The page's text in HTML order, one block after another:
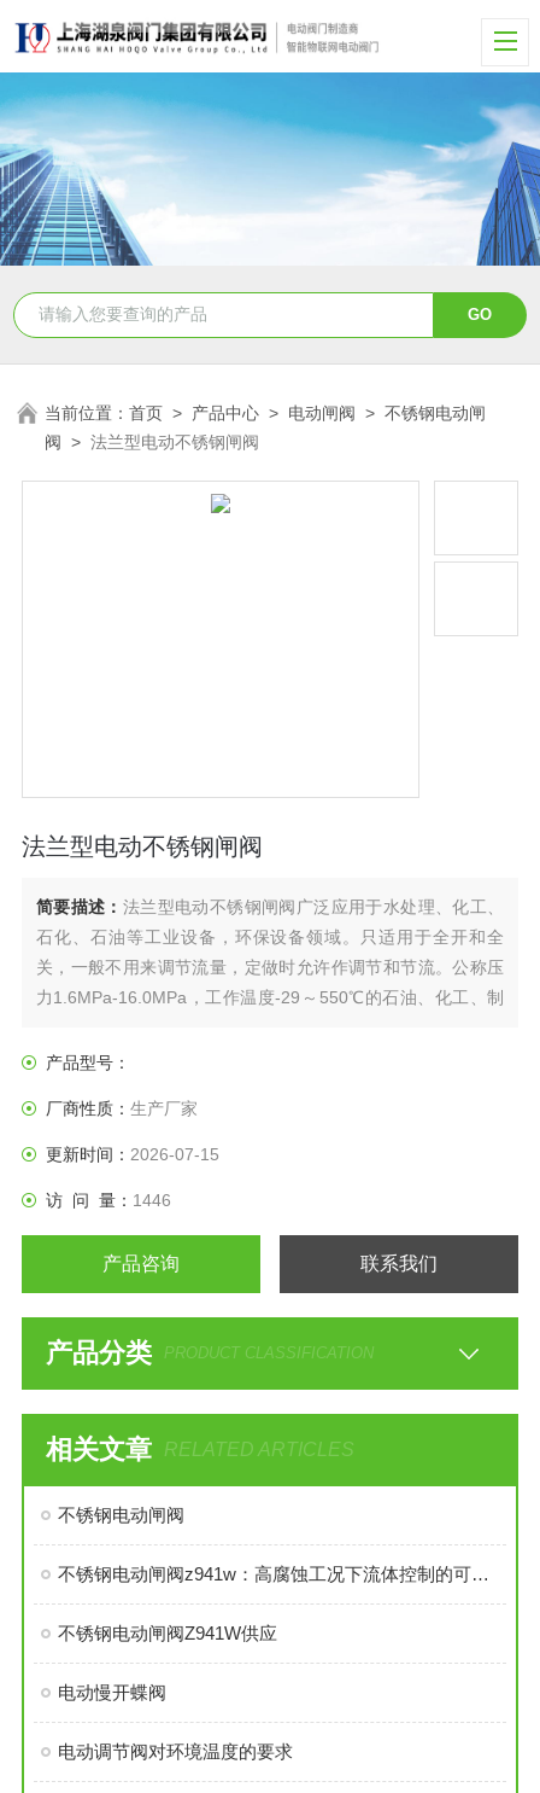
当前位置：首页 > 产品中心 > 电动闸阀 >不锈钢电动闸
阀 >法兰型电动不锈钢闸阀
法兰型电动不锈钢闸阀
简要描述： 法兰型电动不锈钢闸阀广泛应用于水处理、化工、
石化、石油等工业设备，环保设备领域。只适用于全开和全
关，一般不用来调节流量，定做时允许作调节和节流。公称压
力1.6MPa-16.0MPa，工作温度-29～550℃的石油、化工、制
质。驱动方式有手动、齿轮传动、电动、气动等。
产品型号：
厂商性质： 生产厂家
更新时间： 2026-07-15
访 问 量： 1446
产品咨询 联系我们
产品分类 PRODUCT CLASSIFICATION
相关文章 RELATED ARTICLES
不锈钢电动闸阀
不锈钢电动闸阀z941w：高腐蚀工况下流体控制的可靠卫士
不锈钢电动闸阀Z941W供应
电动慢开蝶阀
电动调节阀对环境温度的要求